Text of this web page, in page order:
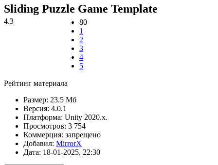
Sliding Puzzle Game Template
4.3
80
1
2
3
4
5
Рейтинг материала
Размер: 23.5 Мб
Версия: 4.0.1
Платформа: Unity 2020.x.
Просмотров: 3 754
Коммерция: запрещено
Добавил: MirrorX
Дата: 18-01-2025, 22:30